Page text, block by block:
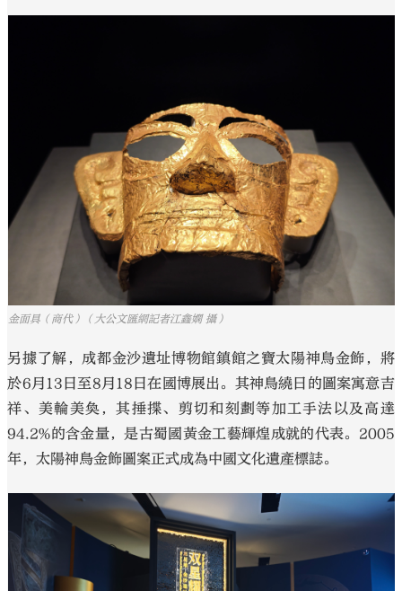
金面具（商代）（大公文匯網記者江鑫嫻 攝）
另據了解，成都金沙遺址博物館鎮館之寶太陽神鳥金飾，將
於6月13日至8月18日在國博展出。其神鳥繞日的圖案寓意吉
祥、美輪美奐，其捶揲、剪切和刻劃等加工手法以及高達
94.2%的含金量，是古蜀國黃金工藝輝煌成就的代表。2005
年，太陽神鳥金飾圖案正式成為中國文化遺產標誌。